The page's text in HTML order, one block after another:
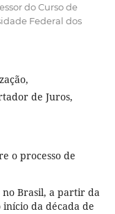
do Curso de
Federal dos
de Juros,
o processo de
Brasil, a partir da
da década de